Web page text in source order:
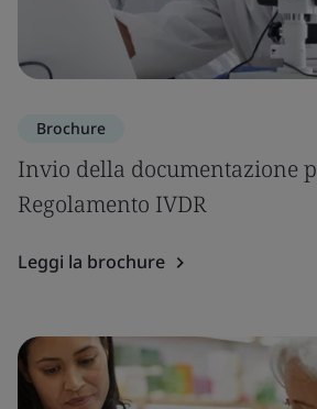
Brochure
Invio della documentazione
Regolamento IVDR
Leggi la brochure